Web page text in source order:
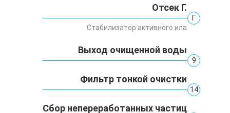
Отсек Г.
Г
Стабилизатор активного ила
Выход очищенной воды
9
Фильтр тонкой очистки
14
Сбор непереработанных частиц